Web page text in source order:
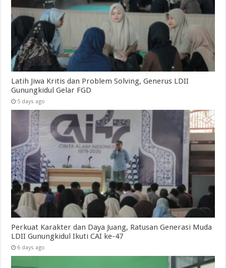
Latih Jiwa Kritis dan Problem Solving, Generus LDII
Gunungkidul Gelar FGD
5 days ago
Perkuat Karakter dan Daya Juang, Ratusan Generasi Muda
LDII Gunungkidul Ikuti CAI ke-47
6 days ago